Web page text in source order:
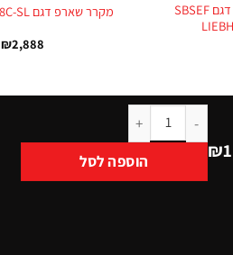
מקרר לצד מקפיא ליבהר דגם SBSEF
מקרר שארפ דגם SJ-58C-SL כסוף (ת)
₪2,888
₪ הוספה לסל